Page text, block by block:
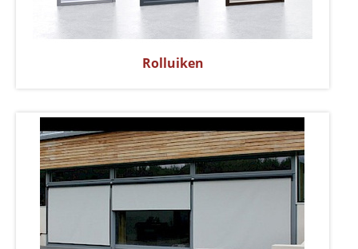
Rolluiken